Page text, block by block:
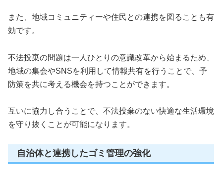
また、地域コミュニティーや住民との連携を図ることも有
効です。
不法投棄の問題は一人ひとりの意識改革から始まるため、
地域の集会やSNSを利用して情報共有を行うことで、予
防策を共に考える機会を持つことができます。
互いに協力し合うことで、不法投棄のない快適な生活環境
を守り抜くことが可能になります。
自治体と連携したゴミ管理の強化